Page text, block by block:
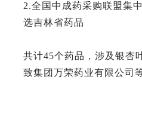
2.全国中成药采购联盟集
选吉林省药品
共计45个药品，涉及银杏
致集团万荣药业有限公司